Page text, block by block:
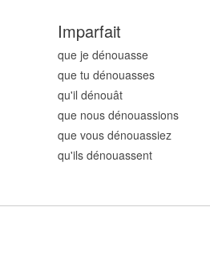
Imparfait
que je dénouasse
que tu dénouasses
qu'il dénouât
que nous dénouassions
que vous dénouassiez
qu'ils dénouassent